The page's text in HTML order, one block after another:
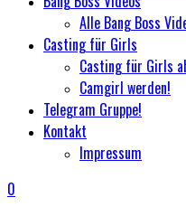
Alle Bang Boss
Casting für Girls
Casting für Girls
Camgirl werden!
Telegram Gruppe!
Kontakt
Impressum
0